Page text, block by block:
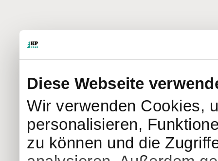
Diese Webseite
Wir verwenden Cookies,
personalisieren,
zu können und die